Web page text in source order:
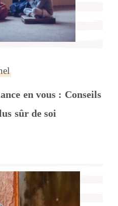
en vous : Conseils
sûr de soi